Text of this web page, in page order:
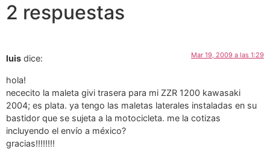
2 respuestas
luis dice: Mar 19, 2009 a las 1:29
hola!
nececito la maleta givi trasera para mi ZZR 1200 kawasaki
2004; es plata. ya tengo las maletas laterales instaladas en su
bastidor que se sujeta a la motocicleta. me la cotizas
incluyendo el envío a méxico?
gracias!!!!!!!!